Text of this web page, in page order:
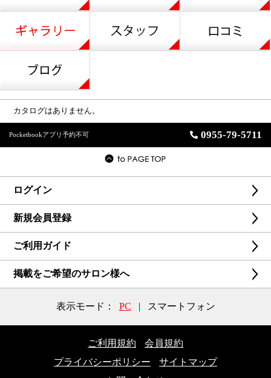
カタログはありません。
Pocketbookアプリ予約不可 0955-79-5711
ログイン
新規会員登録
ご利用ガイド
掲載をご希望のサロン様へ
表示モード： PC | スマートフォン
ご利用規約
会員規約
プライバシーポリシー
サイトマップ